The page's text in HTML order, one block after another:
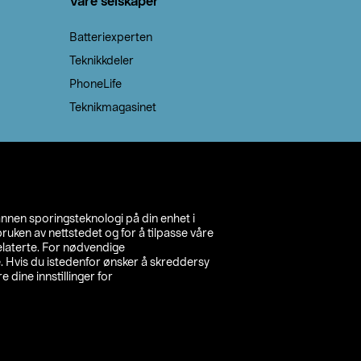
sporingsteknologi på din enhet i
av nettstedet og for å tilpasse våre
For nødvendige
Hvis du istedenfor ønsker å skreddersy
dine innstillinger for
Batteriexperten
Teknikkdeler
PhoneLife
Teknikmagasinet